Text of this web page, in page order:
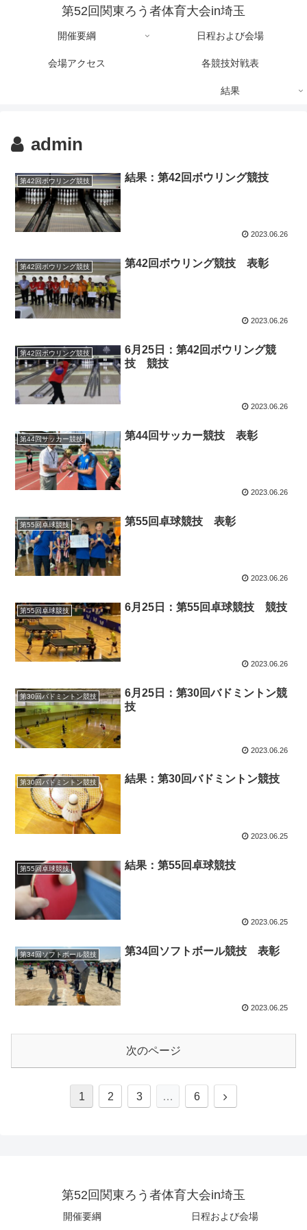
第52回関東ろう者体育大会in埼玉
開催要綱 日程および会場
会場アクセス 各競技対戦表
結果
admin
第42回ボウリング競技 結果：第42回ボウリング競技
2023.06.26
第42回ボウリング競技 第42回ボウリング競技 表彰
2023.06.26
第42回ボウリング競技
6月25日：第42回ボウリング競
技 競技
2023.06.26
第44回サッカー競技 第44回サッカー競技 表彰
2023.06.26
第55回卓球競技 第55回卓球競技 表彰
2023.06.26
第55回卓球競技 6月25日：第55回卓球競技 競技
2023.06.26
第30回バドミントン競技
6月25日：第30回バドミントン競
技
2023.06.26
第30回バドミントン競技 結果：第30回バドミントン競技
2023.06.25
第55回卓球競技 結果：第55回卓球競技
2023.06.25
第34回ソフトボール競技 第34回ソフトボール競技 表彰
2023.06.25
次のページ
1 2 3 … 6
次
第52回関東ろう者体育大会in埼玉
開催要綱 日程および会場